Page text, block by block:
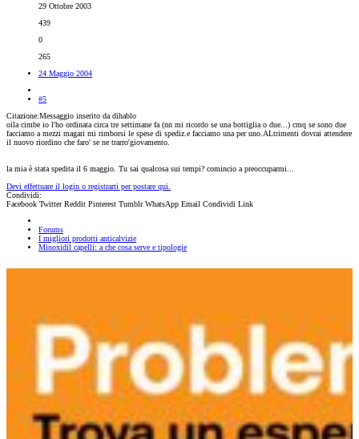
29 Ottobre 2003
439
0
265
24 Maggio 2004
#5
Citazione:Messaggio inserito da dihablo
oila cimbe io l'ho ordinata circa tre settimane fa (nn mi ricordo se una bottiglia o due...) cmq se sono due
facciamo a mezzi magari mi rimborsi le spese di spediz.e facciamo una per uno.ALtrimenti dovrai attendere
il nuovo riordino che faro' se ne trarro'giovamento.
la mia è stata spedita il 6 maggio. Tu sai qualcosa sui tempi? comincio a preoccuparmi...
Devi effettuare il login o registrarti per postare qui.
Condividi:
Facebook Twitter Reddit Pinterest Tumblr WhatsApp Email Condividi Link
Forums
I migliori prodotti anticalvizie
Minoxidil capelli: a che cosa serve e tipologie